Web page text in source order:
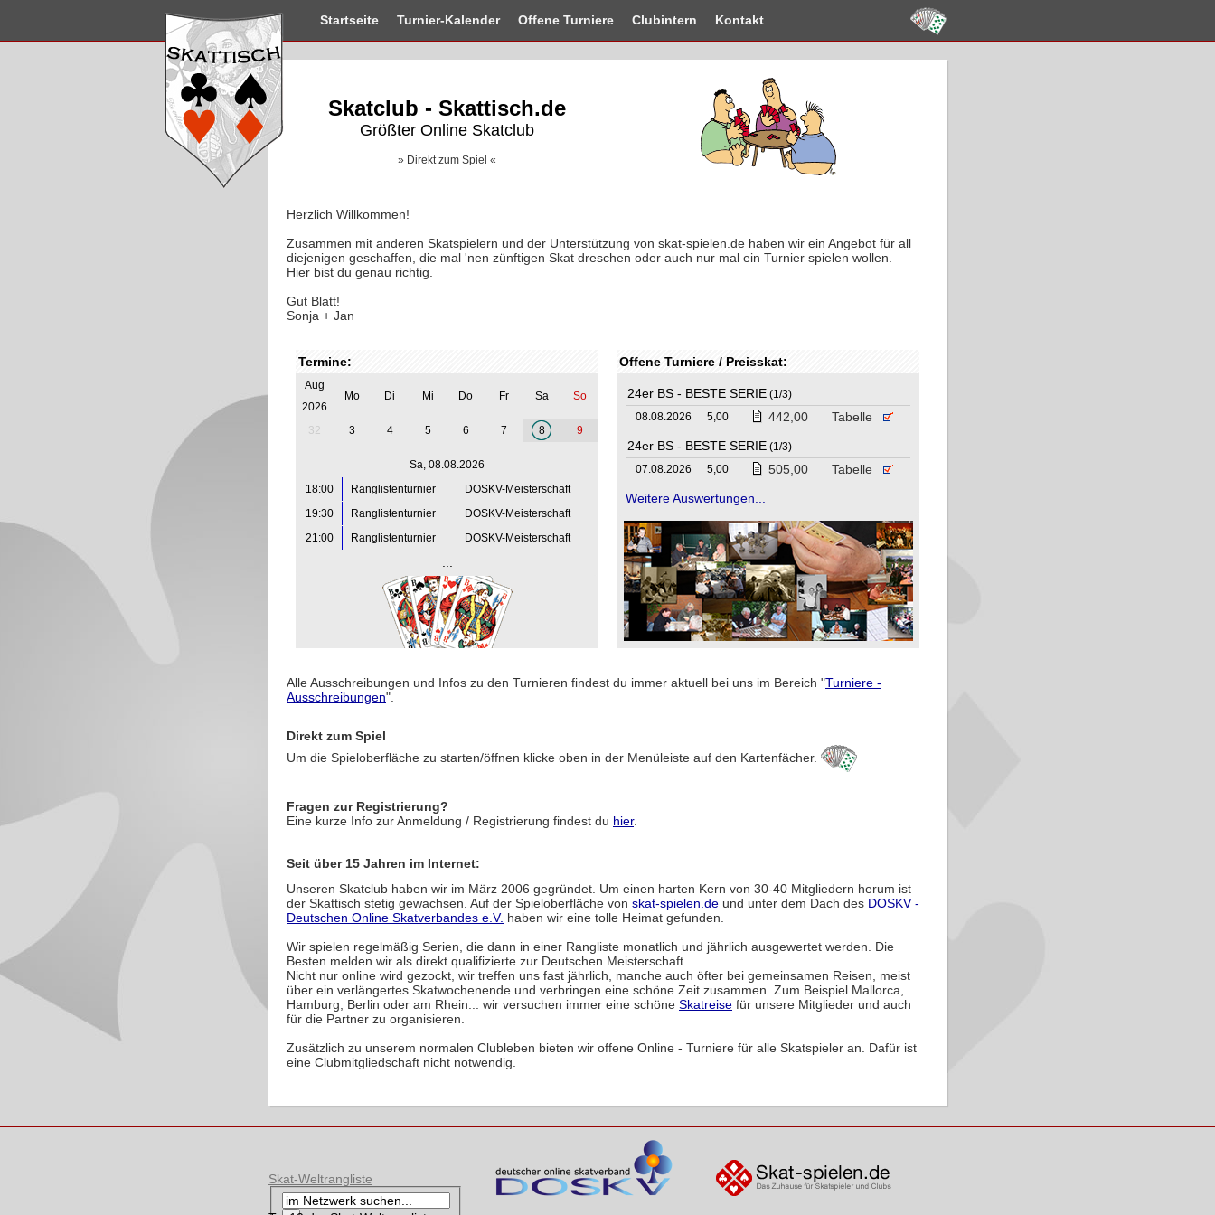
Startseite Turnier-Kalender OffeneTurniere Clubintern Kontakt
Skatclub - Skattisch.de
Größter Online Skatclub
» Direkt zum Spiel «
Herzlich Willkommen!
Zusammen mit anderen Skatspielern und der Unterstützung von skat-spielen.de haben wir ein Angebot für all
diejenigen geschaffen, die mal 'nen zünftigen Skat dreschen oder auch nur mal ein Turnier spielen wollen.
Hier bist du genau richtig.
Gut Blatt!
Sonja + Jan
Termine:
Aug
2026
Mo Di Mi Do Fr Sa So
32 3 4 5 6 7 8 9
Sa, 08.08.2026
18:00
Ranglistenturnier
DOSKV-Meisterschaft
19:30
Ranglistenturnier
DOSKV-Meisterschaft
21:00
Ranglistenturnier DOSKV-Meisterschaft
Offene Turniere / Preisskat:
24er BS - BESTE SERIE (1/3)
08.08.2026
5,00 442,00
Tabelle
24er BS - BESTE SERIE (1/3)
07.08.2026
5,00 505,00
Tabelle
Weitere Auswertungen...
Alle Ausschreibungen und Infos zu den Turnieren findest du immer aktuell bei uns im Bereich "Turniere -
Ausschreibungen".
Direkt zum Spiel
Um die Spieloberfläche zu starten/öffnen klicke oben in der Menüleiste auf den Kartenfächer.
Fragen zur Registrierung?
Eine kurze Info zur Anmeldung / Registrierung findest du hier.
Seit über 15 Jahren im Internet:
Unseren Skatclub haben wir im März 2006 gegründet. Um einen harten Kern von 30-40 Mitgliedern herum ist
der Skattisch stetig gewachsen. Auf der Spieloberfläche von skat-spielen.de und unter dem Dach des DOSKV -
Deutschen Online Skatverbandes e.V. haben wir eine tolle Heimat gefunden.
Wir spielen regelmäßig Serien, die dann in einer Rangliste monatlich und jährlich ausgewertet werden. Die
Besten melden wir als direkt qualifizierte zur Deutschen Meisterschaft.
Nicht nur online wird gezockt, wir treffen uns fast jährlich, manche auch öfter bei gemeinsamen Reisen, meist
über ein verlängertes Skatwochenende und verbringen eine schöne Zeit zusammen. Zum Beispiel Mallorca,
Hamburg, Berlin oder am Rhein... wir versuchen immer eine schöne Skatreise für unsere Mitglieder und auch
für die Partner zu organisieren.
Zusätzlich zu unserem normalen Clubleben bieten wir offene Online - Turniere für alle Skatspieler an. Dafür ist
eine Clubmitgliedschaft nicht notwendig.
Skat-Weltrangliste